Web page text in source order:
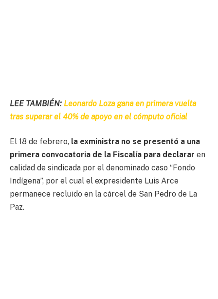
LEE TAMBIÉN: Leonardo Loza gana en primera vuelta
tras superar el 40% de apoyo en el cómputo oficial
El 18 de febrero, la exministra no se presentó a una
primera convocatoria de la Fiscalía para declarar en
calidad de sindicada por el denominado caso “Fondo
Indígena”, por el cual el expresidente Luis Arce
permanece recluido en la cárcel de San Pedro de La
Paz.